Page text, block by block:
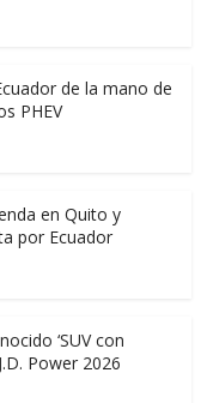
de la mano de
PHEV
en Quito y
por Ecuador
‘SUV con
Power 2026